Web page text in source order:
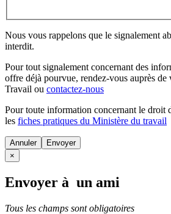
Nous vous rappelons que le signalement
interdit.
Pour tout signalement concernant des
offre déjà pourvue, rendez-vous auprès de
Travail ou contactez-nous
Pour toute information concernant le droit
les fiches pratiques du Ministère du travail
Annuler
×
Envoyer à un ami
Tous les champs sont obligatoires